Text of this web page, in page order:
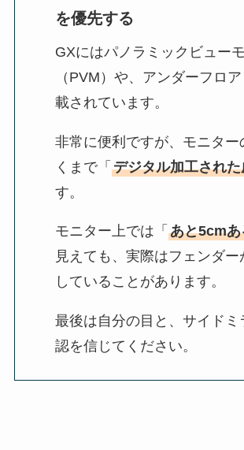
を優先する
GXにはパノラミックビュー
（PVM）や、アンダーフロ
載されています。
非常に便利ですが、モニター
くまで「 デジタル加工された
す。
モニター上では「 あと5cmあ
見えても、実際はフェンダー
していることがあります。
最後は自分の目と、サイドミ
認を信じてください。